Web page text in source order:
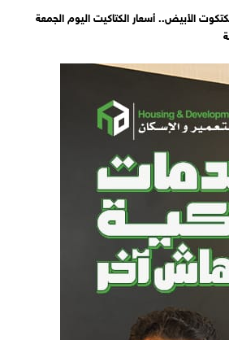
الأبيض.. أسعار الكتاكيت اليوم الجمعة